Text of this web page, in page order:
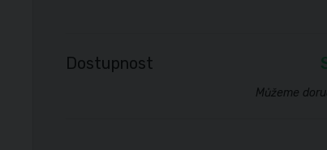
Dostupnost
Můžeme